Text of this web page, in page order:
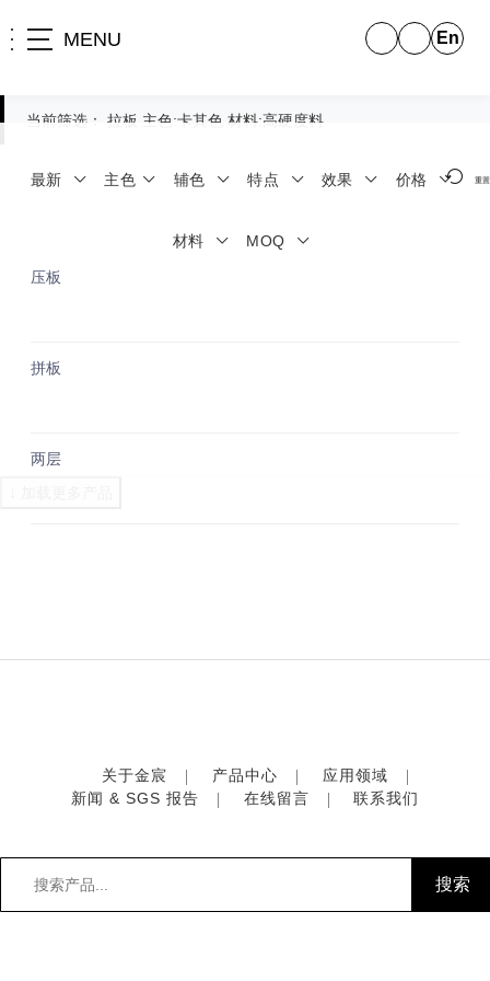
MENU En
当前筛选： 拉板 主色:卡其色 材料:高硬度料
最新 主色 辅色 特点 效果 价格
材料 MOQ
重置
拉板
压板
拼板
两层
关于金宸 产品中心
应用领域
新闻 & SGS 报告
在线留言 联系我们